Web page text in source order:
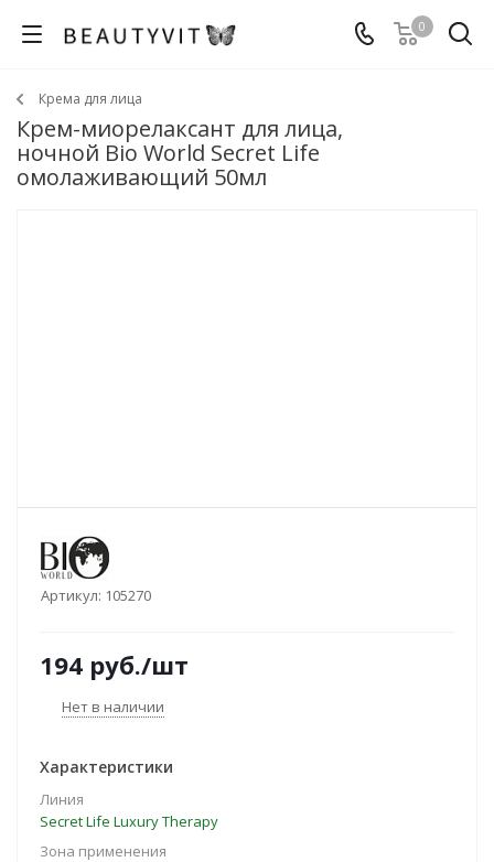
0
Крема для лица
Крем-миорелаксант для лица,
ночной Bio World Secret Life
омолаживающий 50мл
Артикул: 105270
194 руб./шт
Нет в наличии
Характеристики
Линия
Secret Life Luxury Therapy
Зона применения